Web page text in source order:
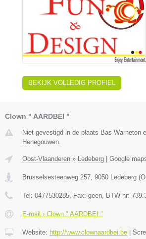
BEKIJK VOLLEDIG PROFIEL
Clown " AARDBEI "
Niet gevestigd in de plaats Bas Warneton
Henegouwen.
Oost-Vlaanderen » Ledeberg Google
Brusselsesteenweg 257, 9050 Ledeberg (
Tel: 0477530285, Fax: geen, BTW-nr:
E-mail › Clown " AARDBEI "
Website: http://www.clownaardbei.be